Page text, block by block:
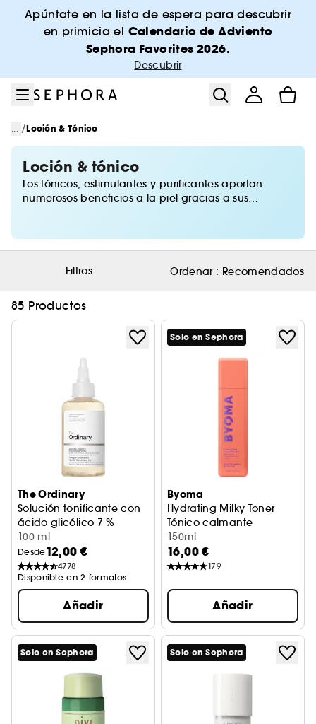
Ir al menú
Ir al contenido principal
Ir al pie de página
Apúntate en la lista de espera para descubrir
en primicia el Calendario de Adviento
Sephora Favorites 2026.
Descubrir
... /Loción & Tónico
Loción & tónico
Los tónicos, estimulantes y purificantes aportan
numerosos beneficios a la piel gracias a sus
de una piel suave y calmada, perfectamente
limpia. Encuentra en Sephora nuestra selección de
tónicos para todos los tipos de piel.
Filtros Ordenar : Recomendados
85 Productos
The Ordinary
Solución tonificante con
ácido glicólico 7 %
Loción exfoliante
100 ml
Desde12,00 €
4778
Disponible en 2 formatos
Añadir
Solo en Sephora
Byoma
Hydrating Milky Toner
Tónico calmante
150ml
16,00 €
179
Añadir
Solo en Sephora Solo en Sephora